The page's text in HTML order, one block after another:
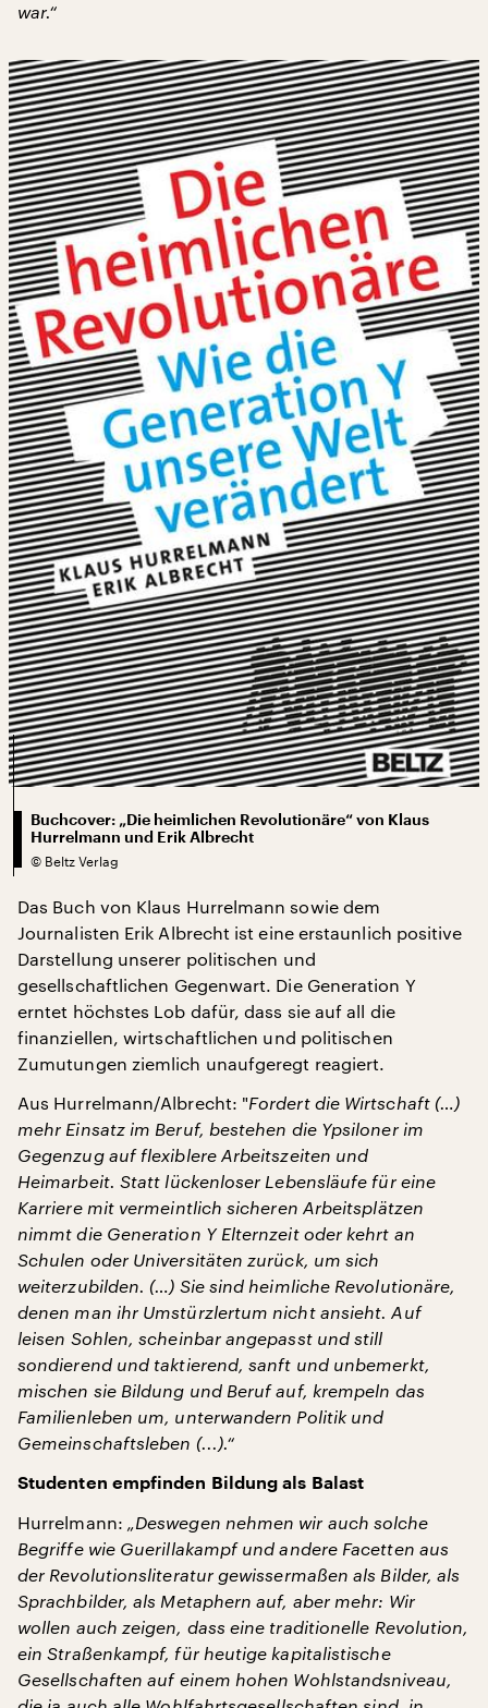
war.“
Buchcover: „Die heimlichen Revolutionäre“ von Klaus
Hurrelmann und Erik Albrecht
© Beltz Verlag
Das Buch von Klaus Hurrelmann sowie dem
Journalisten Erik Albrecht ist eine erstaunlich positive
Darstellung unserer politischen und
gesellschaftlichen Gegenwart. Die Generation Y
erntet höchstes Lob dafür, dass sie auf all die
finanziellen, wirtschaftlichen und politischen
Zumutungen ziemlich unaufgeregt reagiert.
Aus Hurrelmann/Albrecht: "Fordert die Wirtschaft (…)
mehr Einsatz im Beruf, bestehen die Ypsiloner im
Gegenzug auf flexiblere Arbeitszeiten und
Heimarbeit. Statt lückenloser Lebensläufe für eine
Karriere mit vermeintlich sicheren Arbeitsplätzen
nimmt die Generation Y Elternzeit oder kehrt an
Schulen oder Universitäten zurück, um sich
weiterzubilden. (…) Sie sind heimliche Revolutionäre,
denen man ihr Umstürzlertum nicht ansieht. Auf
leisen Sohlen, scheinbar angepasst und still
sondierend und taktierend, sanft und unbemerkt,
mischen sie Bildung und Beruf auf, krempeln das
Familienleben um, unterwandern Politik und
Gemeinschaftsleben (...).“
Studenten empfinden Bildung als Balast
Hurrelmann: „Deswegen nehmen wir auch solche
Begriffe wie Guerillakampf und andere Facetten aus
der Revolutionsliteratur gewissermaßen als Bilder, als
Sprachbilder, als Metaphern auf, aber mehr: Wir
wollen auch zeigen, dass eine traditionelle Revolution,
ein Straßenkampf, für heutige kapitalistische
Gesellschaften auf einem hohen Wohlstandsniveau,